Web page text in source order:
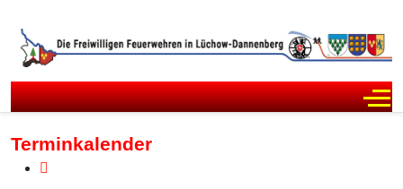
Terminkalender